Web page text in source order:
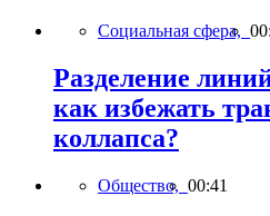
Социальная сфера,
Разделение
как избежать
коллапса?
Общество, 00:41